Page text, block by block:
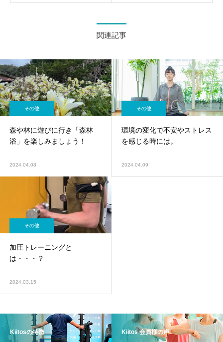
関連記事
その他
森や林に遊びに行き「森林
浴」を楽しみましょう！
2024.04.08
その他
環境の変化で不安やストレス
を感じる時には。
2024.04.09
その他
加圧トレーニングと
は・・・？
2024.03.15
Kiitosの特徴 Kiitos 会員様の声